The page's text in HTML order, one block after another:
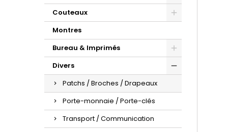
Couteaux
Montres
Bureau & Imprimés
Divers
Patchs / Broches / Drapeaux
Porte-monnaie / Porte-clés
Transport / Communication